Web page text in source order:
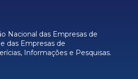
Nacional das Empresas de
das Empresas de
Informações e Pesquisas.